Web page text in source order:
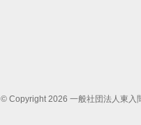
© Copyright 2026 一般社団法人東入